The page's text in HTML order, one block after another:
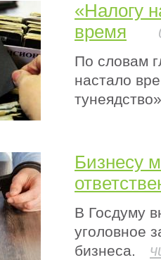
«Налогу
время
По словам
настало
Бизнесу
В Госдуму
уголовное
бизнеса.